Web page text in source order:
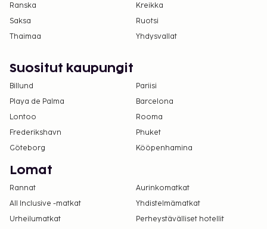
Ranska
Kreikka
Saksa
Ruotsi
Thaimaa
Yhdysvallat
Suositut kaupungit
Billund
Pariisi
Playa de Palma
Barcelona
Lontoo
Rooma
Frederikshavn
Phuket
Göteborg
Kööpenhamina
Lomat
Rannat
Aurinkomatkat
All Inclusive -matkat
Yhdistelmämatkat
Urheilumatkat
Perheystävälliset hotellit